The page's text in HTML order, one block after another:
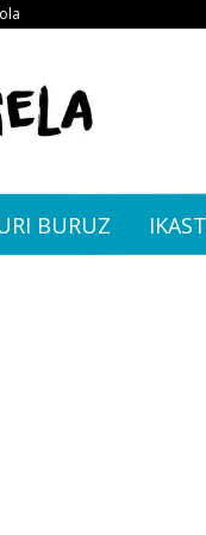
BURUZ